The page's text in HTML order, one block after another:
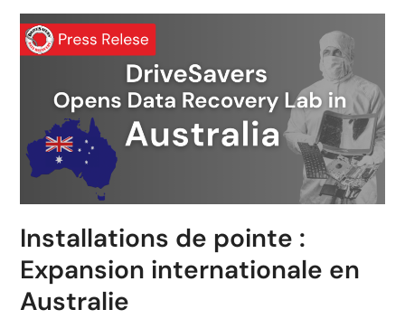
Installations de pointe :
Expansion internationale en
Australie